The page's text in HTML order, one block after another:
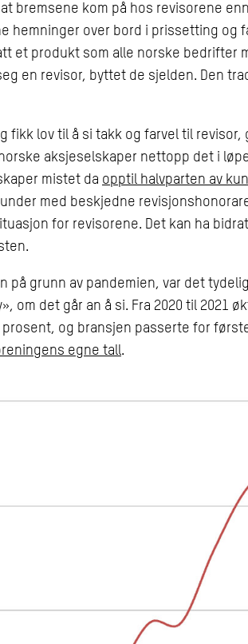
bremsene kom på hos revisorene
hemninger over bord i prissetting og
et produkt som alle norske bedrifter
en revisor, byttet de sjelden. Den
fikk lov til å si takk og farvel til revisor,
aksjeselskaper nettopp det i
mistet da opptil halvparten av
med beskjedne
for revisorene. Det kan ha
på grunn av pandemien, var det
om det går an å si. Fra 2020 til 2021
og bransjen passerte for
egne tall.